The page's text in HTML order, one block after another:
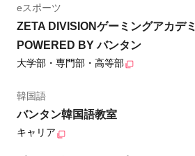
eスポーツ
ZETA DIVISIONゲーミングアカデ
POWERED BY バンタン
大学部・専門部・高等部
韓国語
バンタン韓国語教室
キャリア